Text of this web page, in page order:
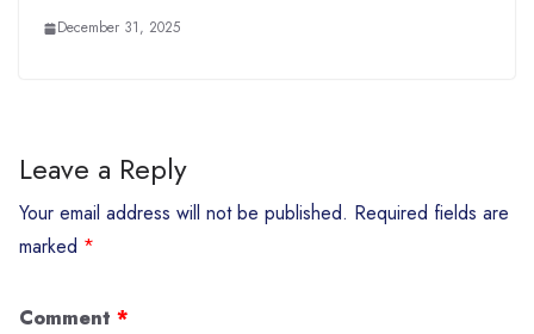
December 31, 2025
Leave a Reply
Your email address will not be published. Required fields are
marked *
Comment *